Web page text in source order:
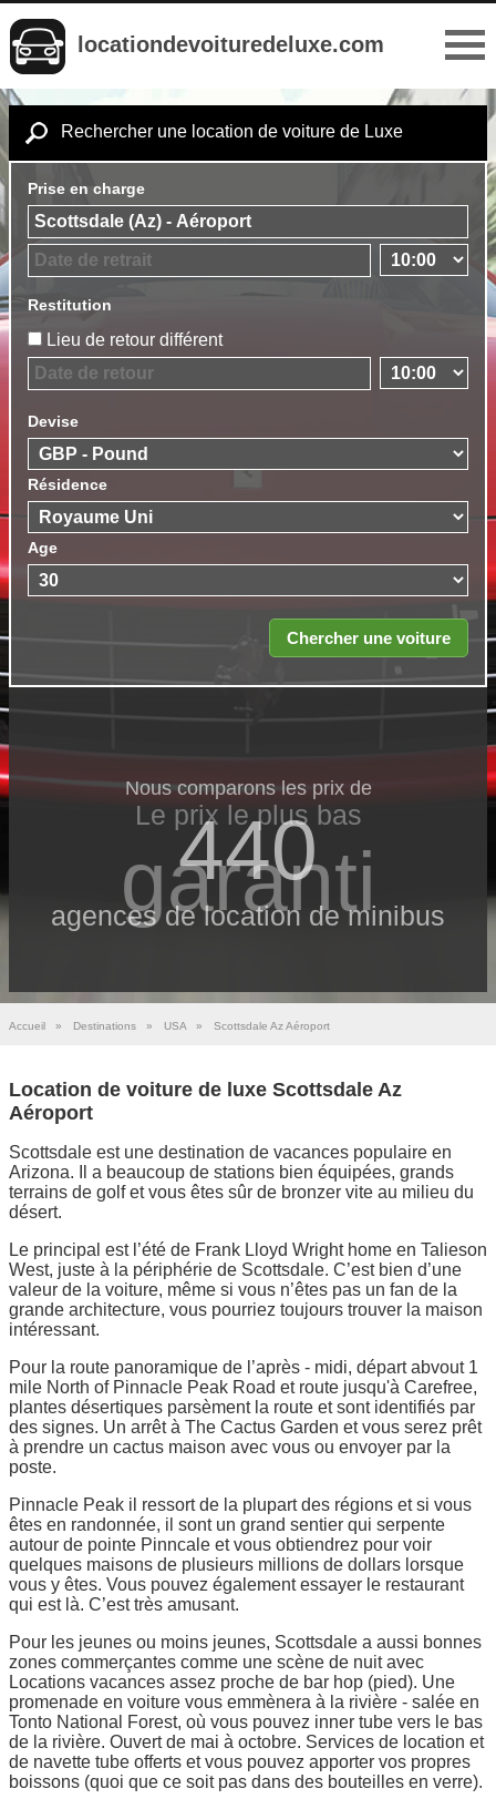
locationdevoituredeluxe.com
Rechercher une location de voiture de Luxe
Prise en charge
Restitution
Lieu de retour différent
Devise
Résidence
Age
Nous comparons les prix de
440
agences de location de minibus
Le prix le​ plus bas
garanti
Accueil » Destinations » USA » Scottsdale Az Aéroport
Location de voiture de luxe Scottsdale Az
Aéroport
Scottsdale est une destination de vacances populaire en
Arizona. Il a beaucoup de stations bien équipées, grands
terrains de golf et vous êtes sûr de bronzer vite au milieu du
désert.
Le principal est l’été de Frank Lloyd Wright home en Talieson
West, juste à la périphérie de Scottsdale. C’est bien d’une
valeur de la voiture, même si vous n’êtes pas un fan de la
grande architecture, vous pourriez toujours trouver la maison
intéressant.
Pour la route panoramique de l’après - midi, départ abvout 1
mile North of Pinnacle Peak Road et route jusqu'à Carefree,
plantes désertiques parsèment la route et sont identifiés par
des signes. Un arrêt à The Cactus Garden et vous serez prêt
à prendre un cactus maison avec vous ou envoyer par la
poste.
Pinnacle Peak il ressort de la plupart des régions et si vous
êtes en randonnée, il sont un grand sentier qui serpente
autour de pointe Pinncale et vous obtiendrez pour voir
quelques maisons de plusieurs millions de dollars lorsque
vous y êtes. Vous pouvez également essayer le restaurant
qui est là. C’est très amusant.
Pour les jeunes ou moins jeunes, Scottsdale a aussi bonnes
zones commerçantes comme une scène de nuit avec
Locations vacances assez proche de bar hop (pied). Une
promenade en voiture vous emmènera à la rivière - salée en
Tonto National Forest, où vous pouvez inner tube vers le bas
de la rivière. Ouvert de mai à octobre. Services de location et
de navette tube offerts et vous pouvez apporter vos propres
boissons (quoi que ce soit pas dans des bouteilles en verre).